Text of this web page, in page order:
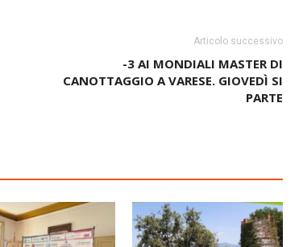
Articolo successivo
-3 AI MONDIALI MASTER DI
CANOTTAGGIO A VARESE. GIOVEDÌ SI
PARTE